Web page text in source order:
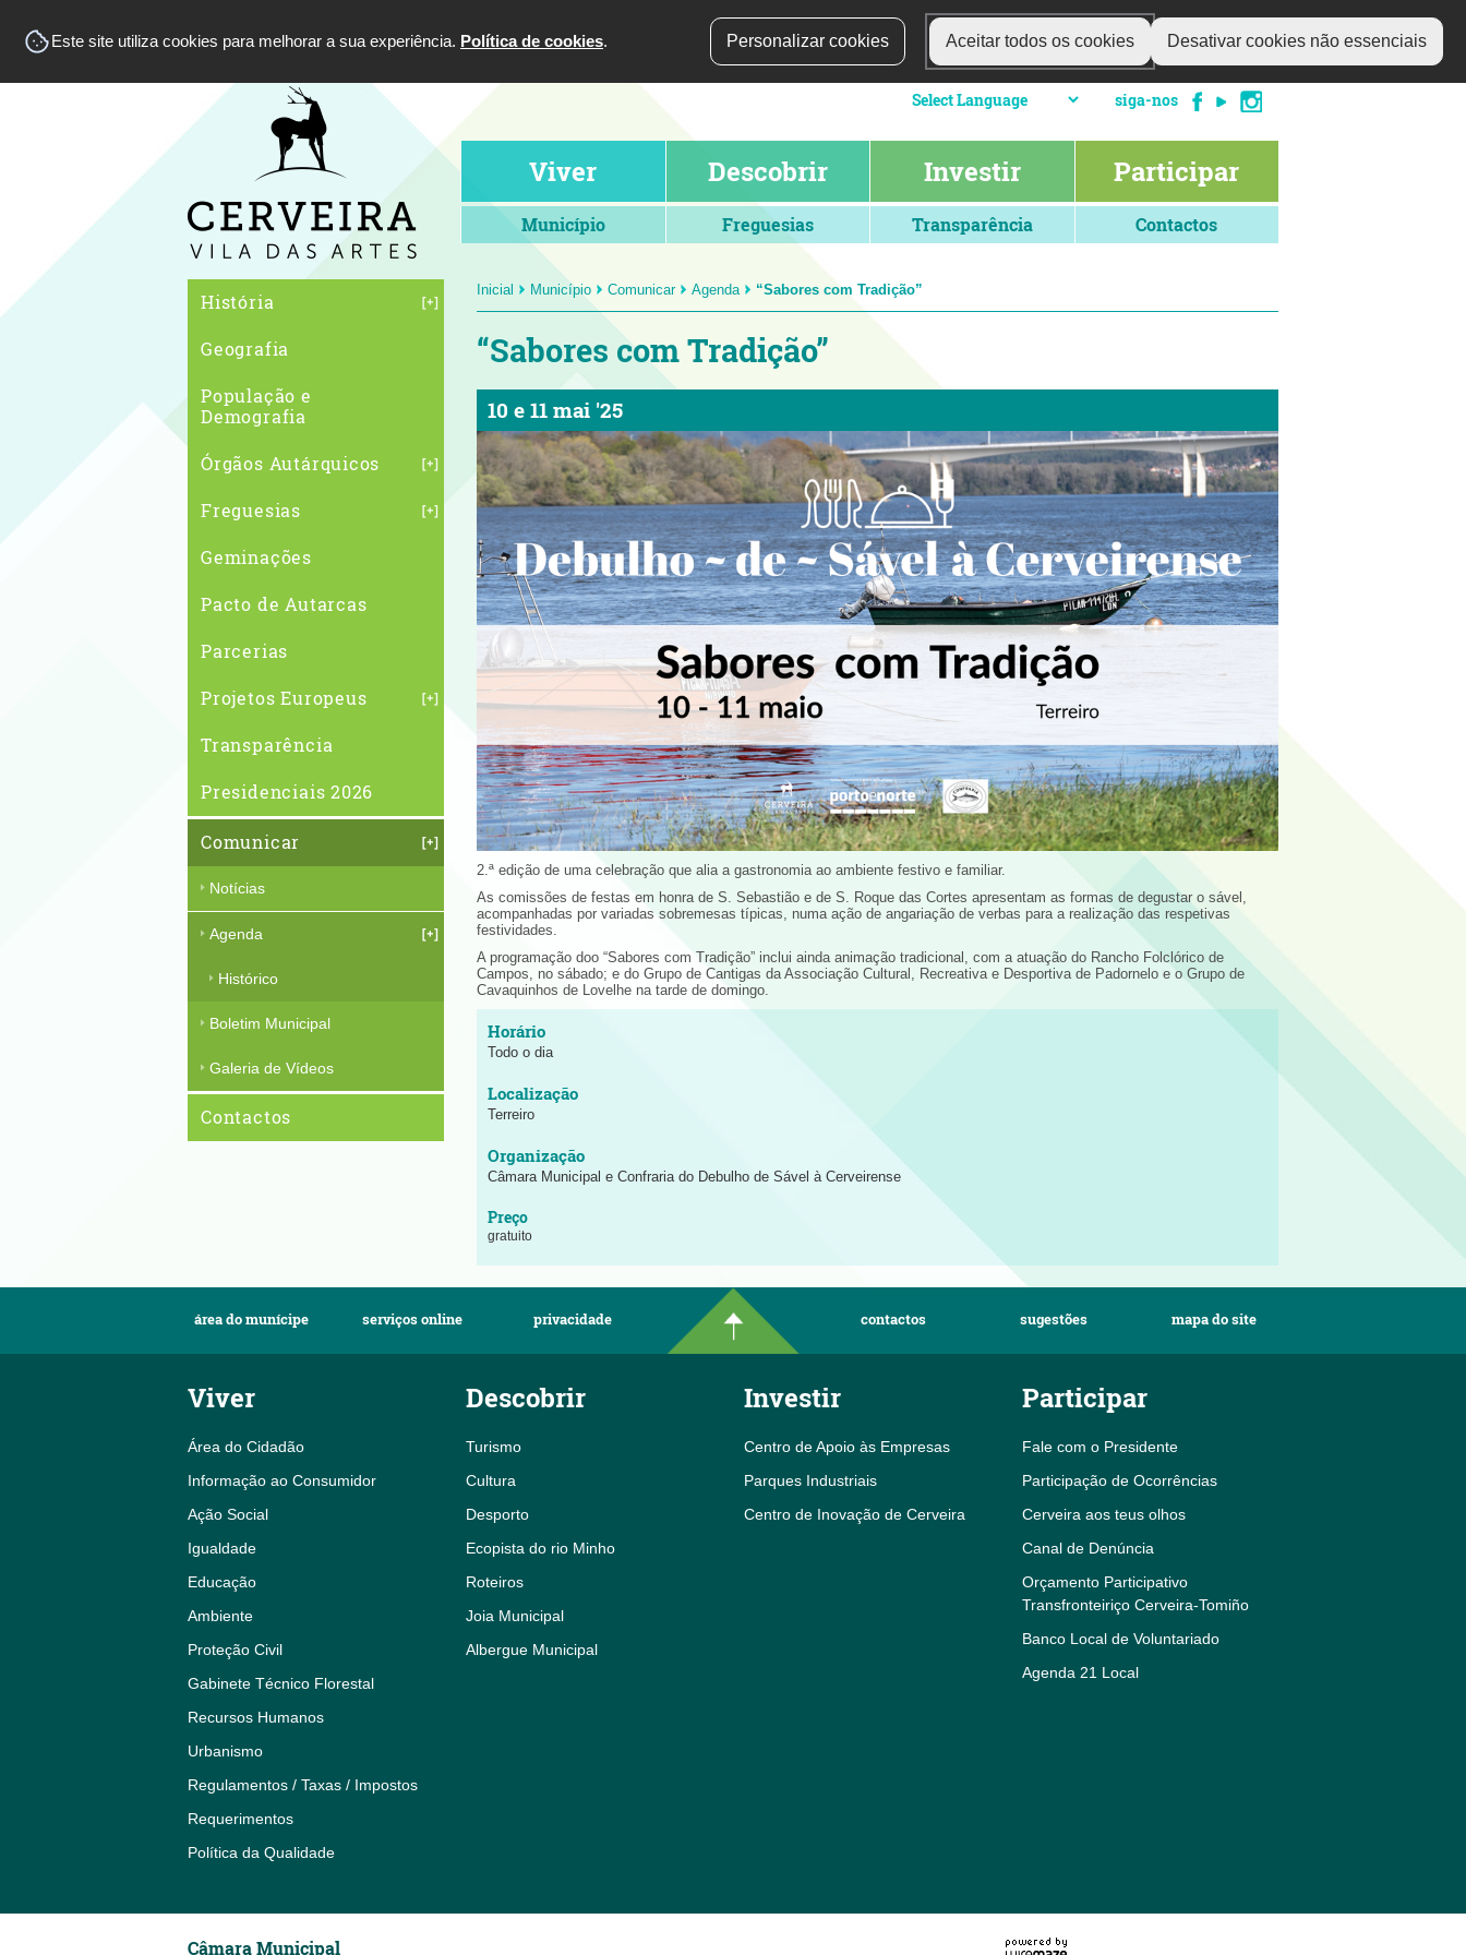
Este site utiliza cookies para melhorar a sua experiência. Política de cookies. Personalizar cookies Aceitar todos os cookies Desativar cookies não essenciais
siga-nos
Viver Descobrir Investir Participar
Município Freguesias Transparência Contactos
História
Geografia
População e
Demografia
Órgãos Autárquicos
Freguesias
Geminações
Pacto de Autarcas
Parcerias
Projetos Europeus
Transparência
Presidenciais 2026
Comunicar
Notícias
Agenda
Histórico
Boletim Municipal
Galeria de Vídeos
Contactos
Inicial Município Comunicar Agenda “Sabores com Tradição”
“Sabores com Tradição”
10 e11 mai '25
2.ª edição de uma celebração que alia a gastronomia ao ambiente festivo e familiar.
As comissões de festas em honra de S. Sebastião e de S. Roque das Cortes apresentam as formas de degustar o sável,
acompanhadas por variadas sobremesas típicas, numa ação de angariação de verbas para a realização das respetivas
festividades.
A programação doo “Sabores com Tradição” inclui ainda animação tradicional, com a atuação do Rancho Folclórico de
Campos, no sábado; e do Grupo de Cantigas da Associação Cultural, Recreativa e Desportiva de Padornelo e o Grupo de
Cavaquinhos de Lovelhe na tarde de domingo.
Todo o dia
Terreiro
Câmara Municipal e Confraria do Debulho de Sável à Cerveirense
gratuito
área do munícipe serviços online privacidade contactos sugestões mapa do site
Viver
Área do Cidadão
Informação ao Consumidor
Ação Social
Igualdade
Educação
Ambiente
Proteção Civil
Gabinete Técnico Florestal
Recursos Humanos
Urbanismo
Regulamentos / Taxas / Impostos
Requerimentos
Política da Qualidade
Descobrir
Turismo
Cultura
Desporto
Ecopista do rio Minho
Roteiros
Joia Municipal
Albergue Municipal
Investir
Centro de Apoio às Empresas
Parques Industriais
Centro de Inovação de Cerveira
Participar
Fale com o Presidente
Participação de Ocorrências
Cerveira aos teus olhos
Canal de Denúncia
Orçamento Participativo
Transfronteiriço Cerveira-Tomiño
Banco Local de Voluntariado
Agenda 21 Local
Câmara Municipal